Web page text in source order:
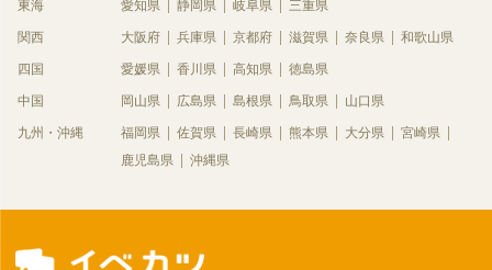
東海 愛知県 静岡県 岐阜県 三重県
関西 大阪府 兵庫県 京都府 滋賀県 奈良県 和歌山県
四国 愛媛県 香川県 高知県 徳島県
中国 岡山県 広島県 島根県 鳥取県 山口県
九州・沖縄 福岡県 佐賀県 長崎県 熊本県 大分県
宮崎県
鹿児島県
沖縄県